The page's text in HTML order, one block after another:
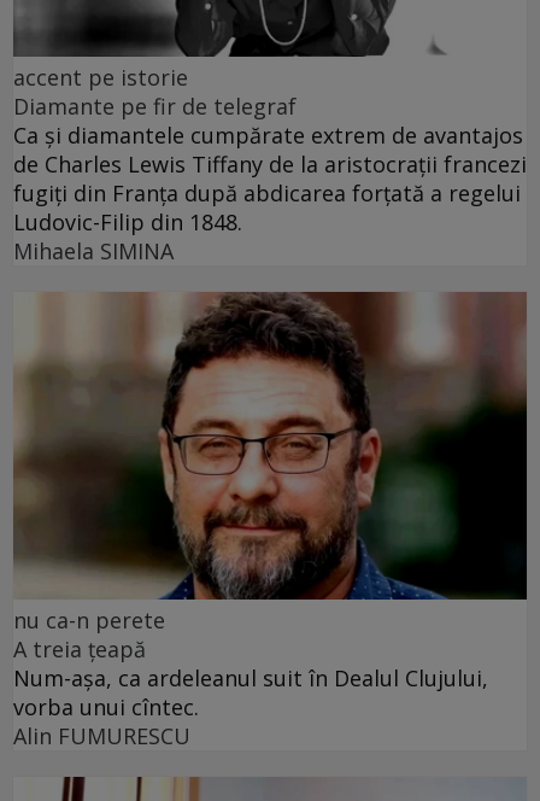
accent pe istorie
Diamante pe fir de telegraf
Ca și diamantele cumpărate extrem de avantajos
de Charles Lewis Tiffany de la aristocrații francezi
fugiți din Franța după abdicarea forțată a regelui
Ludovic-Filip din 1848.
Mihaela SIMINA
nu ca-n perete
A treia țeapă
Num-așa, ca ardeleanul suit în Dealul Clujului,
vorba unui cîntec.
Alin FUMURESCU